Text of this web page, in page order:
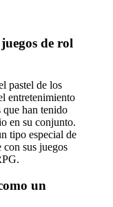
de rol
pastel de los
entretenimiento
han tenido
en su conjunto.
tipo especial de
sus juegos
un